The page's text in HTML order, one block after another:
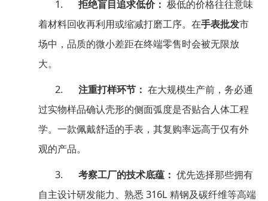
1. 拒绝盲目追求低价： 极低的价格往往意味
着材料回收再利用或缩减打磨工序。在手表批发市
场中，品质的微小差距在终端零售时会被无限放
大。
2. 注重打样环节： 在大规模生产前，务必通
过实物样品确认壳形的侧面弧度是否贴合人体工程
学。一款佩戴舒适的手表，其复购率远高于仅有外
观的产品。
3. 考察工厂的技术底蕴： 优先选择那些拥有
自主设计研发能力、熟悉 316L精钢及碳纤维等高端